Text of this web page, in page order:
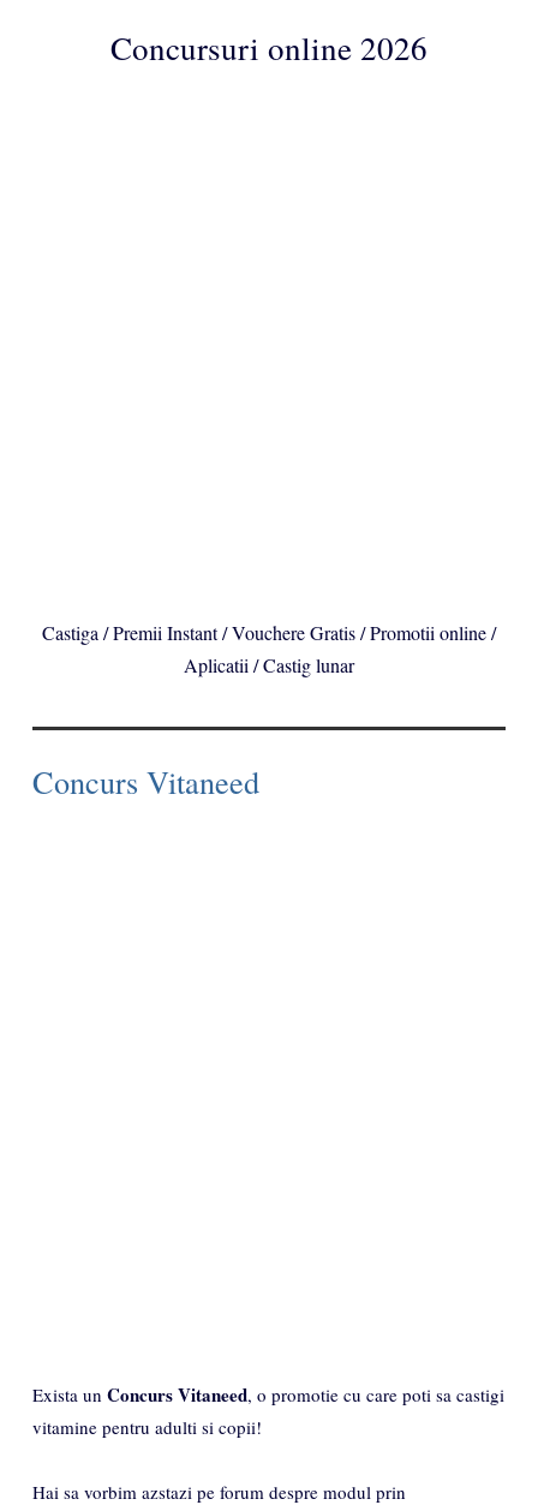
ConcursuriConcursuri online 2026
Castiga / Premii Instant / Vouchere Gratis / Promotii online /
Aplicatii / Castig lunar
Concurs Vitaneed
Exista un Concurs Vitaneed, o promotie cu care poti sa castigi
vitamine pentru adulti si copii!
Hai sa vorbim azstazi pe forum despre modul prin